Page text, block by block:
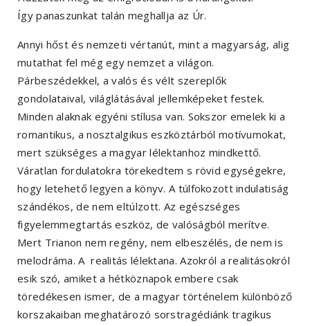
Így panaszunkat talán meghallja az Úr.
Annyi hőst és nemzeti vértanút, mint a magyarság, alig
mutathat fel még egy nemzet a világon.
Párbeszédekkel, a valós és vélt szereplők
gondolataival, világlátásával jellemképeket festek.
Minden alaknak egyéni stílusa van. Sokszor emelek ki a
romantikus, a nosztalgikus eszköztárból motívumokat,
mert szükséges a magyar lélektanhoz mindkettő.
Váratlan fordulatokra törekedtem s rövid egységekre,
hogy letehető legyen a könyv. A túlfokozott indulatiság
szándékos, de nem eltúlzott. Az egészséges
figyelemmegtartás eszköz, de valóságból merítve.
Mert Trianon nem regény, nem elbeszélés, de nem is
melodráma. A realitás lélektana. Azokról a realitásokról
esik szó, amiket a hétköznapok embere csak
töredékesen ismer, de a magyar történelem különböző
korszakaiban meghatározó sorstragédiánk tragikus